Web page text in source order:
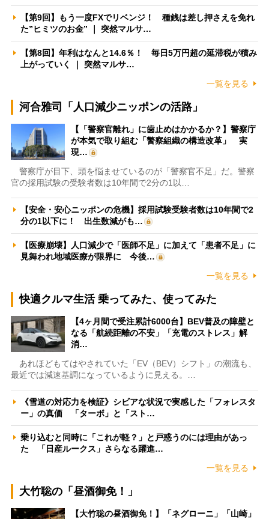
【第9回】もう一度FXでリベンジ！ 種銭は差し押さえを免れ
た”ヒミツのお金” ｜ 突然マルサ…
【第8回】年利はなんと14.6％！ 毎日5万円超の延滞税が積み
上がっていく ｜ 突然マルサ…
一覧を見る
河合雅司「人口減少ニッポンの活路」
【「警察官離れ」に歯止めはかかるか？】警察庁
が本気で取り組む「警察組織の構造改革」 実
現…
警察庁が目下、頭を悩ませているのが「警察官不足」だ。警察
官の採用試験の受験者数は10年間で2分の1以…
【安全・安心ニッポンの危機】採用試験受験者数は10年間で2
分の1以下に！ 出生数減がも…
【医療崩壊】人口減少で「医師不足」に加えて「患者不足」に
見舞われ地域医療が限界に 今後…
一覧を見る
快適クルマ生活 乗ってみた、使ってみた
【4ヶ月間で受注累計6000台】BEV普及の障壁と
なる「航続距離の不安」「充電のストレス」解
消…
あれほどもてはやされていた「EV（BEV）シフト」の潮流も、
最近では減速基調になっているように見える。…
《雪道の対応力を検証》シビアな状況で実感した「フォレスタ
ー」の真価 「ターボ」と「スト…
乗り込むと同時に「これが軽？」と戸惑うのには理由があっ
た 「日産ルークス」さらなる躍進…
一覧を見る
大竹聡の「昼酒御免！」
【大竹聡の昼酒御免！】「ネグローニ」「山崎」